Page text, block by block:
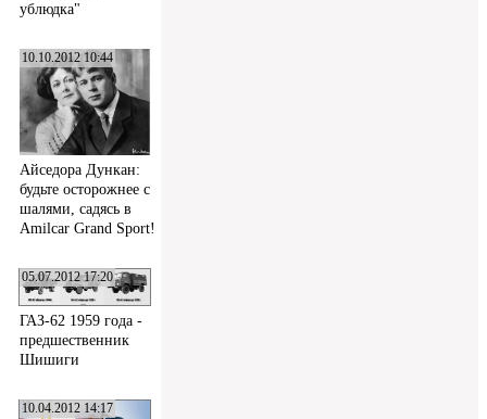
ублюдка"
10.10.2012 10:44
Айседора Дункан:
будьте осторожнее с
шалями, садясь в
Amilcar Grand Sport!
05.07.2012 17:20
ГАЗ-62 1959 года -
предшественник
Шишиги
10.04.2012 14:17